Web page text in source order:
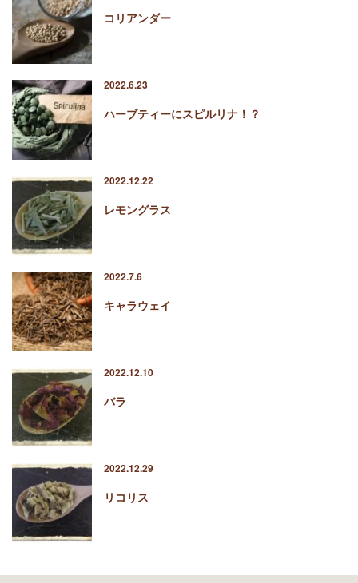
コリアンダー
2022.6.23
ハーブティーにスピルリナ！？
2022.12.22
レモングラス
2022.7.6
キャラウェイ
2022.12.10
バラ
2022.12.29
リコリス